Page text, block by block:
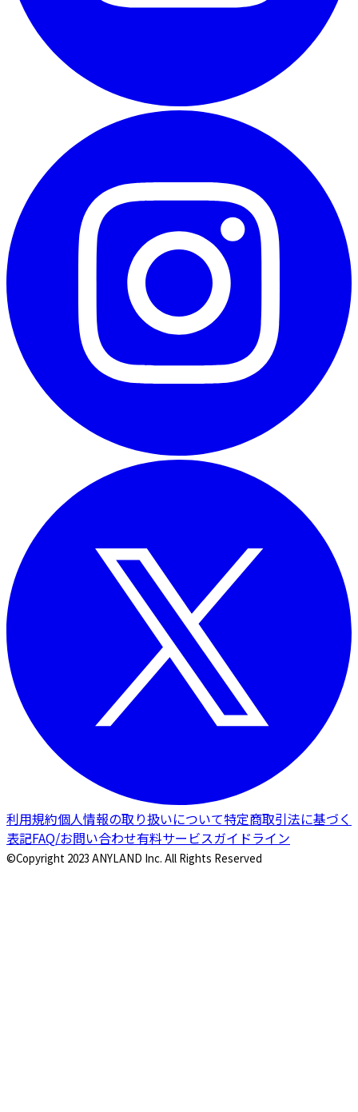
利用規約個人情報の取り扱いについて特定商取引法に基づく
表記FAQ/お問い合わせ有料サービスガイドライン
©Copyright 2023 ANYLAND Inc. All Rights Reserved